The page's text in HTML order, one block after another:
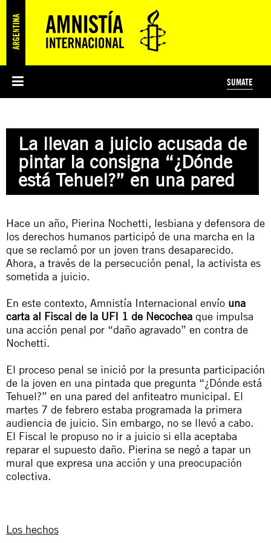
PREGUNTAS FRECUENTES
ÁREAS TEMÁTICAS
JUSTICIA INTERNACIONAL
EDUCACIÓN EN DERECHOS HUMANOS Y JÓVENES
PRENSA
SUSCRIBITE
SUMATE
PREGUNTAS FRECUENTES
La llevan a juicio acusada de
pintar la consigna “¿Dónde
está Tehuel?” en una pared
Hace un año, Pierina Nochetti, lesbiana y defensora de
los derechos humanos participó de una marcha en la
que se reclamó por un joven trans desaparecido.
Ahora, a través de la persecución penal, la activista es
sometida a juicio.
En este contexto, Amnistía Internacional envío una
carta al Fiscal de la UFI 1 de Necochea que impulsa
una acción penal por “daño agravado” en contra de
Nochetti.
El proceso penal se inició por la presunta participación
de la joven en una pintada que pregunta “¿Dónde está
Tehuel?” en una pared del anfiteatro municipal. El
martes 7 de febrero estaba programada la primera
audiencia de juicio. Sin embargo, no se llevó a cabo.
El Fiscal le propuso no ir a juicio si ella aceptaba
reparar el supuesto daño. Pierina se negó a tapar un
mural que expresa una acción y una preocupación
colectiva.
Los hechos